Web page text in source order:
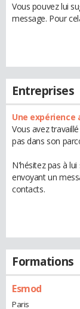
Vous pouvez lui
message. Pour
Entreprises
Une expérience
Vous avez
pas dans son
N'hésitez pas à
envoyant un
contacts.
Formations
Esmod
Paris